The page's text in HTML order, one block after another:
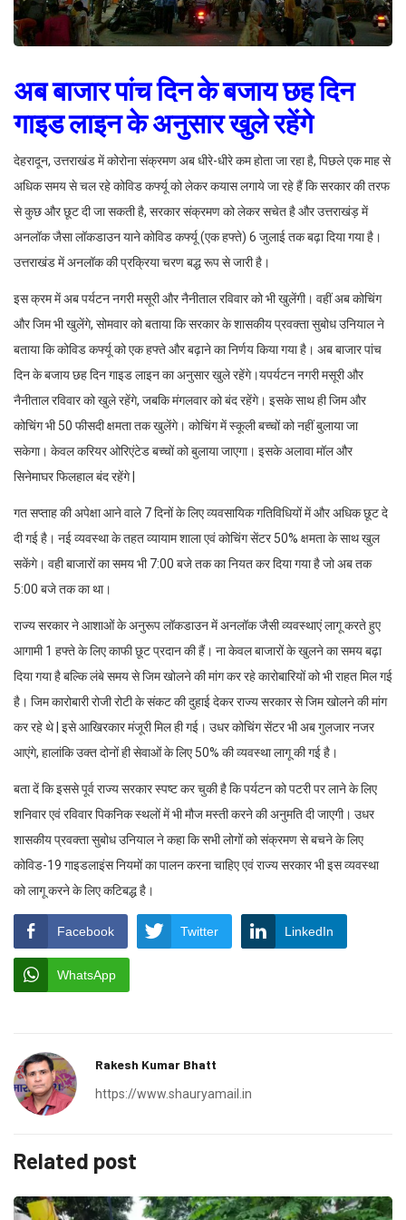
अब बाजार पांच दिन के बजाय छह दिन
गाइड लाइन के अनुसार खुले रहेंगे
देहरादून, उत्तराखंड में कोरोना संक्रमण अब धीरे-धीरे कम होता जा रहा है, पिछले एक माह से
अधिक समय से चल रहे कोविड कर्फ्यू को लेकर कयास लगाये जा रहे हैं कि सरकार की तरफ
से कुछ और छूट दी जा सकती है, सरकार संक्रमण को लेकर सचेत है और उत्तराखंड़ में
अनलॉक जैसा लॉकडाउन याने कोविड कर्फ्यू (एक हफ्ते) 6 जुलाई तक बढ़ा दिया गया है।
उत्तराखंड में अनलॉक की प्रक्रिया चरण बद्ध रूप से जारी है।
इस क्रम में अब पर्यटन नगरी मसूरी और नैनीताल रविवार को भी खुलेंगी। वहीं अब कोचिंग
और जिम भी खुलेंगे, सोमवार को बताया कि सरकार के शासकीय प्रवक्ता सुबोध उनियाल ने
बताया कि कोविड कर्फ्यू को एक हफ्ते और बढ़ाने का निर्णय किया गया है। अब बाजार पांच
दिन के बजाय छह दिन गाइड लाइन का अनुसार खुले रहेंगे।यपर्यटन नगरी मसूरी और
नैनीताल रविवार को खुले रहेंगे, जबकि मंगलवार को बंद रहेंगे। इसके साथ ही जिम और
कोचिंग भी 50 फीसदी क्षमता तक खुलेंगे। कोचिंग में स्कूली बच्चों को नहीं बुलाया जा
सकेगा। केवल करियर ओरिएंटेड बच्चों को बुलाया जाएगा। इसके अलावा मॉल और
सिनेमाघर फिलहाल बंद रहेंगे |
गत सप्ताह की अपेक्षा आने वाले 7 दिनों के लिए व्यवसायिक गतिविधियों में और अधिक छूट दे
दी गई है। नई व्यवस्था के तहत व्यायाम शाला एवं कोचिंग सेंटर 50% क्षमता के साथ खुल
सकेंगे। वही बाजारों का समय भी 7:00 बजे तक का नियत कर दिया गया है जो अब तक
5:00 बजे तक का था।
राज्य सरकार ने आशाओं के अनुरूप लॉकडाउन में अनलॉक जैसी व्यवस्थाएं लागू करते हुए
आगामी 1 हफ्ते के लिए काफी छूट प्रदान की हैं। ना केवल बाजारों के खुलने का समय बढ़ा
दिया गया है बल्कि लंबे समय से जिम खोलने की मांग कर रहे कारोबारियों को भी राहत मिल गई
है। जिम कारोबारी रोजी रोटी के संकट की दुहाई देकर राज्य सरकार से जिम खोलने की मांग
कर रहे थे | इसे आखिरकार मंजूरी मिल ही गई। उधर कोचिंग सेंटर भी अब गुलजार नजर
आएंगे, हालांकि उक्त दोनों ही सेवाओं के लिए 50% की व्यवस्था लागू की गई है।
बता दें कि इससे पूर्व राज्य सरकार स्पष्ट कर चुकी है कि पर्यटन को पटरी पर लाने के लिए
शनिवार एवं रविवार पिकनिक स्थलों में भी मौज मस्ती करने की अनुमति दी जाएगी। उधर
शासकीय प्रवक्ता सुबोध उनियाल ने कहा कि सभी लोगों को संक्रमण से बचने के लिए
कोविड-19 गाइडलाइंस नियमों का पालन करना चाहिए एवं राज्य सरकार भी इस व्यवस्था
को लागू करने के लिए कटिबद्ध है।
Facebook Twitter LinkedIn
WhatsApp
Rakesh Kumar Bhatt
https://www.shauryamail.in
Related post